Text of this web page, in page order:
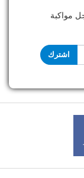
مواكبة
اشترك